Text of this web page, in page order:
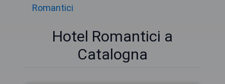
Romantici
Hotel Romantici a
Catalogna